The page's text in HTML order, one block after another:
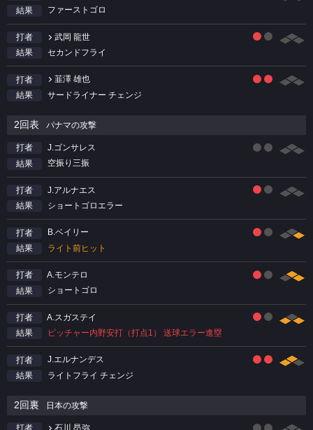
結果
ファーストゴロ
打者
武岡 龍世
結果
セカンドフライ
打者
韮澤 雄也
結果
サードライナー チェンジ
2回表 パナマの攻撃
打者
J.ゴンサレス
結果
空振り三振
打者
J.アルナエス
結果
ショートゴロエラー
打者
B.ベイリー
結果
ライト前ヒット
打者
A.モンテロ
結果
ショートゴロ
打者
A.スガステイ
結果
ピッチャー内野安打（打点1） 送球エラー進塁
打者
J.エルナンデス
結果
ライトフライ チェンジ
2回裏 日本の攻撃
石川 昂弥